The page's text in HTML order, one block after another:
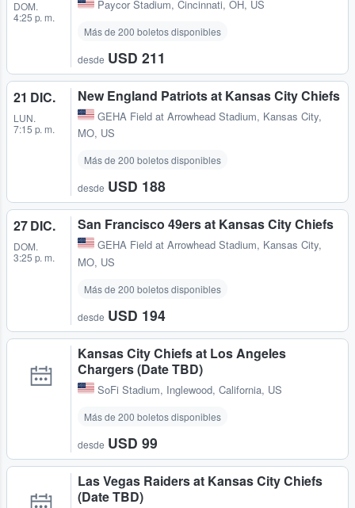
DOM.
4:25 p. m.
Paycor Stadium, Cincinnati, OH, US
Más de 200 boletos disponibles
desde USD 211
21 DIC.
LUN.
7:15 p. m.
New England Patriots at Kansas City Chiefs
GEHA Field at Arrowhead Stadium, Kansas City,
MO, US
Más de 200 boletos disponibles
desde USD 188
27 DIC.
DOM.
3:25 p. m.
San Francisco 49ers at Kansas City Chiefs
GEHA Field at Arrowhead Stadium, Kansas City,
MO, US
Más de 200 boletos disponibles
desde USD 194
Kansas City Chiefs at Los Angeles
Chargers (Date TBD)
SoFi Stadium, Inglewood, California, US
Más de 200 boletos disponibles
desde USD 99
Las Vegas Raiders at Kansas City Chiefs
(Date TBD)